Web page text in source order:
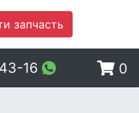
запчасть
16 0